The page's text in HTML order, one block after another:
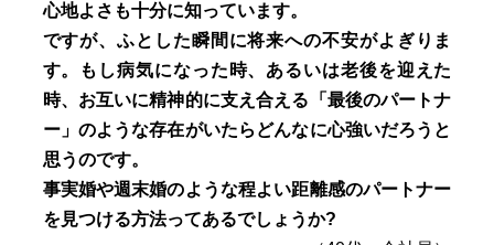
心地よさも十分に知っています。
ですが、ふとした瞬間に将来への不安がよぎりま
す。もし病気になった時、あるいは老後を迎えた
時、お互いに精神的に支え合える「最後のパートナ
ー」のような存在がいたらどんなに心強いだろうと
思うのです。
事実婚や週末婚のような程よい距離感のパートナー
を見つける方法ってあるでしょうか?